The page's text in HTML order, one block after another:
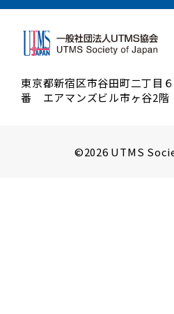
東京都新宿区市谷田町二丁目６
番 エアマンズビル市ヶ谷2階
©2026 UTMS